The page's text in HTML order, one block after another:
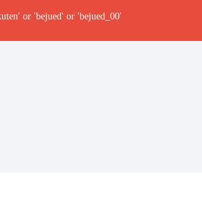
or 'bejued' or 'bejued_00'